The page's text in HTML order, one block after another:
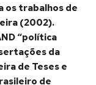
os trabalhos de
(2002).
“política
da
de Teses e
de